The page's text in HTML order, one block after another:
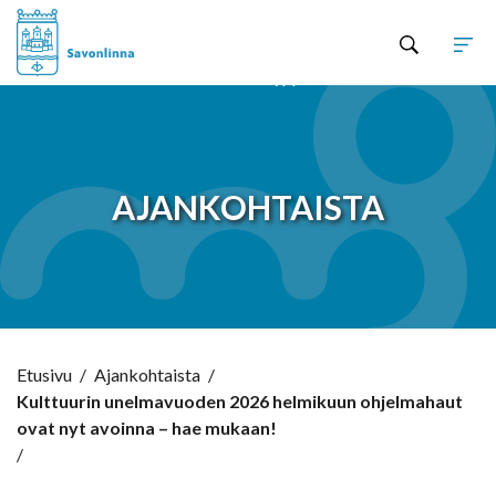
AJANKOHTAISTA
Etusivu / Ajankohtaista /
Kulttuurin unelmavuoden 2026 helmikuun ohjelmahaut
ovat nyt avoinna – hae mukaan!
/